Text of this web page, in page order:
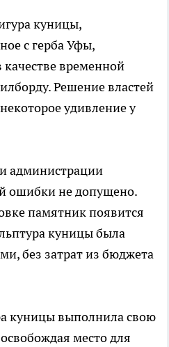
куницы,
с герба Уфы,
качестве временной
Решение властей
удивление у
администрации
ошибки не допущено.
памятник появится
куницы была
без затрат из бюджета
куницы выполнила свою
место для